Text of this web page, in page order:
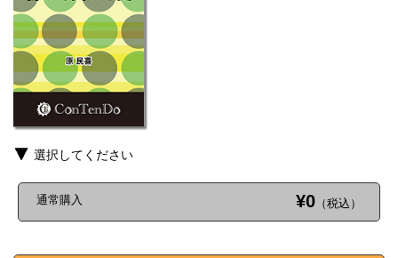
選択してください
通常購入 ¥0 （税込）